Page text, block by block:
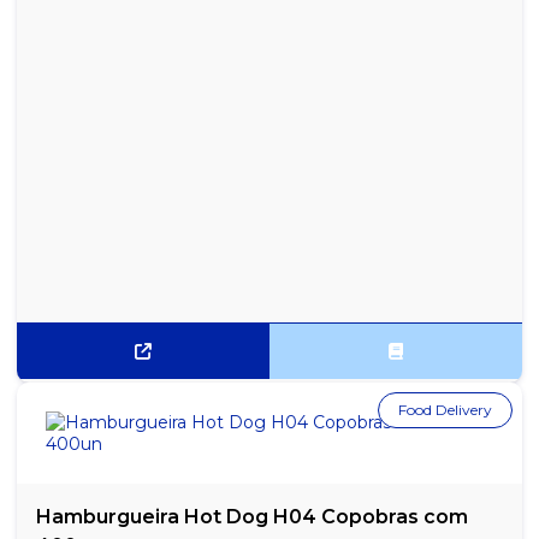
Hamburgueira Hot Dog H04 Copobras com
Food Delivery